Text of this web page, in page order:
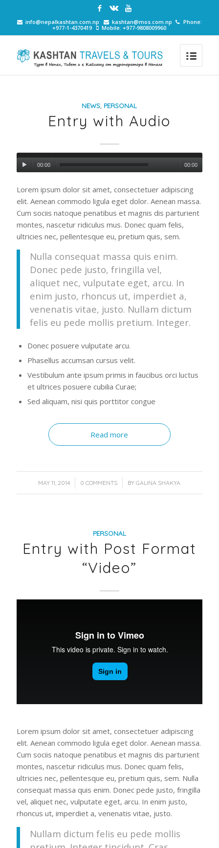
info@nepalkashtan.com.np kashtan@mos.com.np
Phone:
+977-1-4370419
Mobile: +977-9808009960
NEWS, PERSONAL
Entry with Audio
00:00 00:00
Lorem ipsum dolor sit amet, consectetuer adipiscing
elit. Aenean commodo ligula eget dolor. Aenean massa.
Cum sociis natoque penatibus et magnis dis parturient
montes, nascetur ridiculus mus. Donec quam felis,
ultricies nec, pellentesque eu, pretium quis, sem.
Nulla consequat massa quis enim.
Donec pede justo, fringilla vel,
aliquet nec, vulputate eget, arcu. In
enim justo, rhoncus ut, imperdiet a,
venenatis vitae, justo. Nullam dictum
felis eu pede mollis pretium. Integer.
Donec posuere vulputate arcu.
Phasellus accumsan cursus velit.
Vestibulum ante ipsum primis in faucibus orci luctus
et ultrices posuere cubilia Curae;
Sed aliquam, nisi quis porttitor congue
Read more
MAY 11, 2014
/ 0 COMMENTS
/ BYGALINA SHAKYA
PERSONAL
Entry with Post Format
“Video”
Lorem ipsum dolor sit amet, consectetuer adipiscing
elit. Aenean commodo ligula eget dolor. Aenean massa.
Cum sociis natoque penatibus et magnis dis parturient
montes, nascetur ridiculus mus. Donec quam felis,
ultricies nec, pellentesque eu, pretium quis, sem. Nulla
consequat massa quis enim. Donec pede justo, fringilla
vel, aliquet nec, vulputate eget, arcu. In enim justo,
rhoncus ut, imperdiet a, venenatis vitae, justo.
Nullam dictum felis eu pede mollis